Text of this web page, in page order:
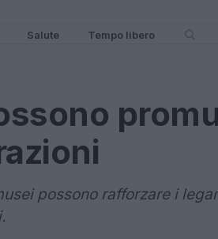
Salute Tempo libero
possono rafforzare i